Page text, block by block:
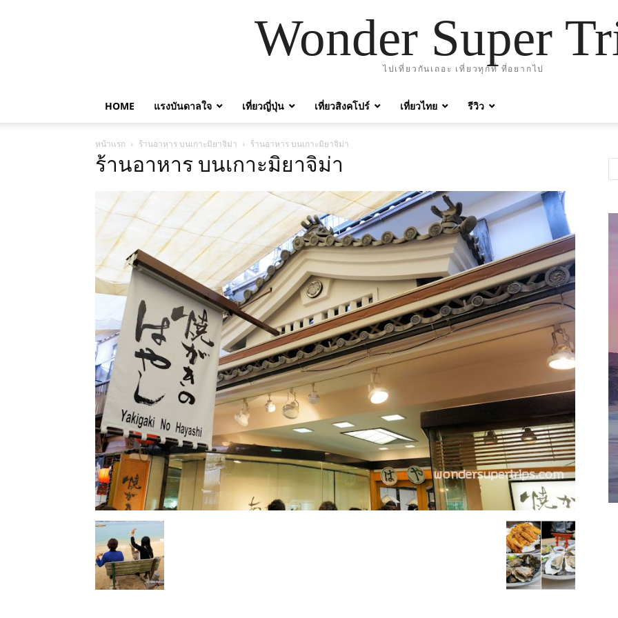
Wonder Super
ไปเที่ยวกันเถอะ เที่ยวทุกที่ ที่อยากไป
HOME แรงบันดาลใจ เที่ยวญี่ปุ่น เที่ยวสิงคโปร์ เที่ยวไทย รีวิว
หน้าแรก ร้านอาหาร บนเกาะมิยาจิม่า ร้านอาหาร บนเกาะมิยาจิม่า
ร้านอาหาร บนเกาะมิยาจิม่า